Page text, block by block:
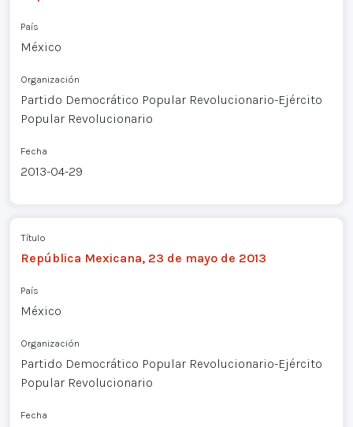
País
México
Organización
Partido Democrático Popular Revolucionario-Ejército
Popular Revolucionario
Fecha
2013-04-29
Título
República Mexicana, 23 de mayo de 2013
País
México
Organización
Partido Democrático Popular Revolucionario-Ejército
Popular Revolucionario
Fecha